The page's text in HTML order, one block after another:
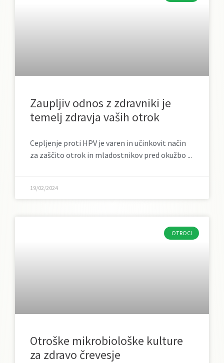
Zaupljiv odnos z zdravniki je
temelj zdravja vaših otrok
Cepljenje proti HPV je varen in učinkovit način
za zaščito otrok in mladostnikov pred okužbo
19/02/2024
OTROCI
Otroške mikrobiološke kulture
za zdravo črevesje